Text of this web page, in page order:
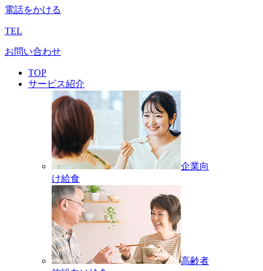
電話をかける
TEL
お問い合わせ
TOP
サービス紹介
企業向
け給食
高齢者